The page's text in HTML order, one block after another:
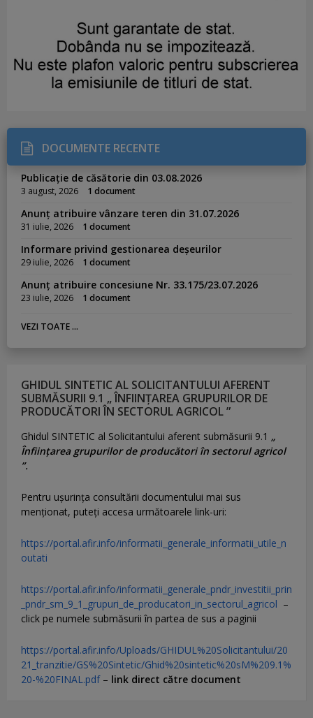
DOCUMENTE RECENTE
Publicație de căsătorie din 03.08.2026
3 august, 2026 1 document
Anunț atribuire vânzare teren din 31.07.2026
31 iulie, 2026 1 document
Informare privind gestionarea deșeurilor
29 iulie, 2026 1 document
Anunț atribuire concesiune Nr. 33.175/23.07.2026
23 iulie, 2026 1 document
VEZI TOATE ...
GHIDUL SINTETIC AL SOLICITANTULUI AFERENT
SUBMĂSURII 9.1 „ ÎNFIINȚAREA GRUPURILOR DE
PRODUCĂTORI ÎN SECTORUL AGRICOL ”
Ghidul SINTETIC al Solicitantului aferent submăsurii 9.1 „
Înființarea grupurilor de producători în sectorul agricol
”.
Pentru uşurinţa consultării documentului mai sus
menţionat, puteţi accesa următoarele link-uri:
https://portal.afir.info/informatii_generale_informatii_utile_n
outati
https://portal.afir.info/informatii_generale_pndr_investitii_prin
_pndr_sm_9_1_grupuri_de_producatori_in_sectorul_agricol –
click pe numele submăsurii în partea de sus a paginii
https://portal.afir.info/Uploads/GHIDUL%20Solicitantului/20
21_tranzitie/GS%20Sintetic/Ghid%20sintetic%20sM%209.1%
20-%20FINAL.pdf– link direct către document